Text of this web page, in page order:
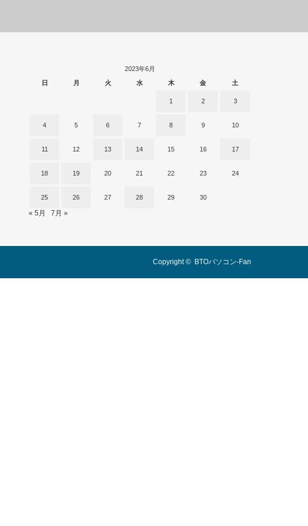
2023年6月
日
月 火 水 木 金 土
1 2 3
4 5 6 7 8 9 10
11 12 13 14 15 16 17
18 19 20 21 22 23 24
25 26 27 28 29 30
« 5月 7月 »
Copyright © BTOパソコン-Fan